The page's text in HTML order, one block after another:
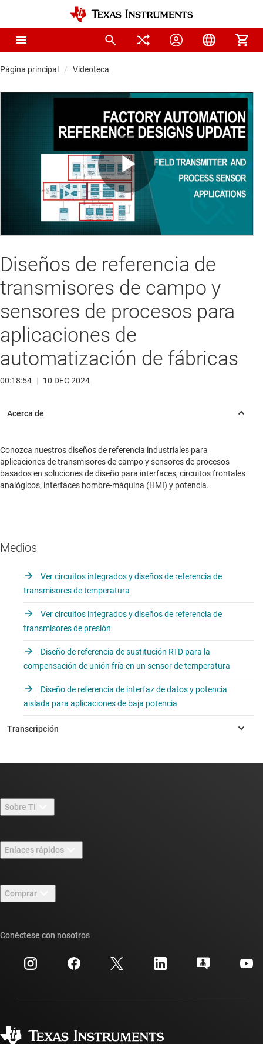
Página principal Videoteca
Play
Video
Diseños de referencia de
transmisores de campo y
sensores de procesos para
aplicaciones de
automatización de fábricas
00:18:54 | 10 DEC 2024
Conozca nuestros diseños de referencia industriales para
aplicaciones de transmisores de campo y sensores de procesos
basados en soluciones de diseño para interfaces, circuitos frontales
analógicos, interfaces hombre-máquina (HMI) y potencia.
Medios
Ver circuitos integrados y diseños de referencia de
transmisores de temperatura
Ver circuitos integrados y diseños de referencia de
transmisores de presión
Diseño de referencia de sustitución RTD para la
compensación de unión fría en un sensor de temperatura
Diseño de referencia de interfaz de datos y potencia
aislada para aplicaciones de baja potencia
Sobre TI
Carreras laborales
Sala de redacción
Eventos
Relaciones con los inversionistas
Enlaces rápidos
Foros de soporte de diseño de TI E2E™
Búsqueda de referencias cruzadas
Centro de atención al cliente
Preguntas frecuentes sobre la cuenta myTI
Comprar
Preguntas frecuentes sobre pedidos
Conéctese con nosotros